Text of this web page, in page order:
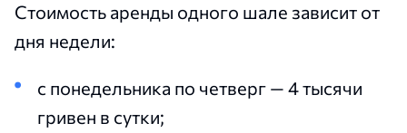
Стоимость аренды одного шале зависит от
дня недели:
с понедельника по четверг — 4 тысячи
гривен в сутки;